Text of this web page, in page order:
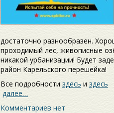
достаточно разнообразен.
проходимый лес, живописные
никакой урбанизации! Будет
район Карельского перешейка!
Все подробности здесь и здесь
далее…
Комментариев нет